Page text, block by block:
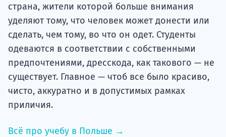
страна, жители которой больше внимания
уделяют тому, что человек может донести или
сделать, чем тому, во что он одет. Студенты
одеваются в соответствии с собственными
предпочтениями, дресскода, как такового — не
существует. Главное — чтоб все было красиво,
чисто, аккуратно и в допустимых рамках
приличия.
Всё про учебу в Польше →